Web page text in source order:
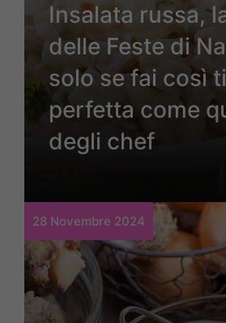
Insalata russa,
delle Feste di
solo se fai così
perfetta come
degli chef
28 Novembre 2024